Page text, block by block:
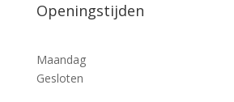
Openingstijden
Maandag
Gesloten